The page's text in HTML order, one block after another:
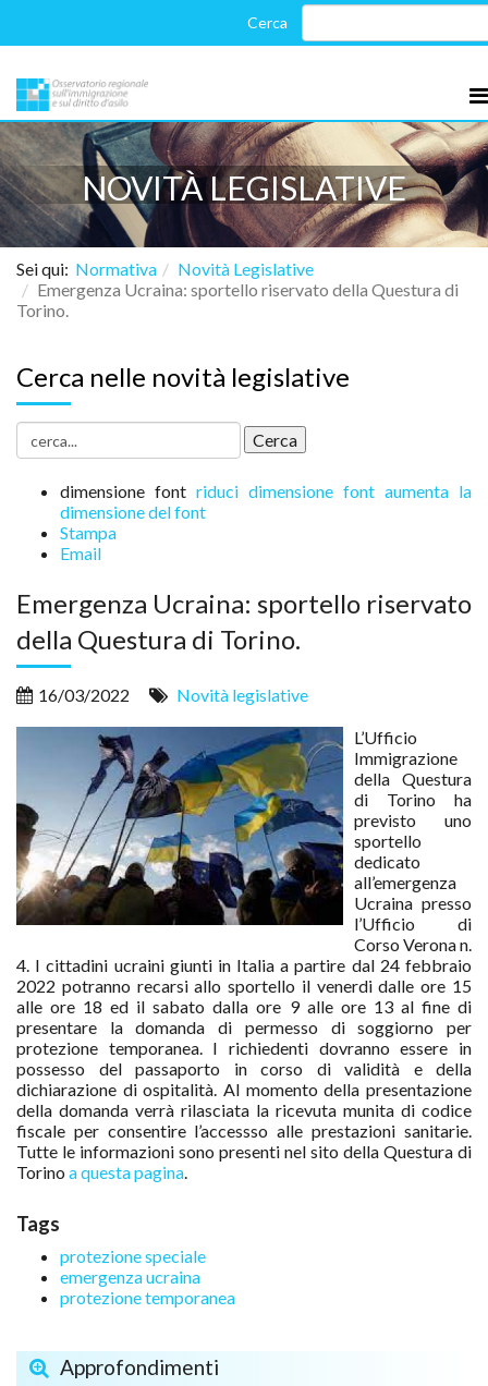
NOVITÀ LEGISLATIVE
Sei qui: Normativa
Novità Legislative
Emergenza Ucraina: sportello riservato della Questura di
Torino.
Cerca nelle novità legislative
dimensione font riduci dimensione font aumenta la
dimensione del font
Stampa
Email
Emergenza Ucraina: sportello riservato
della Questura di Torino.
16/03/2022 Novità legislative
L’Ufficio
Immigrazione
della Questura
di Torino ha
previsto uno
sportello
dedicato
all’emergenza
Ucraina presso
l’Ufficio di
Corso Verona n.
4. I cittadini ucraini giunti in Italia a partire dal 24 febbraio
2022 potranno recarsi allo sportello il venerdi dalle ore 15
alle ore 18 ed il sabato dalla ore 9 alle ore 13 al fine di
presentare la domanda di permesso di soggiorno per
protezione temporanea. I richiedenti dovranno essere in
possesso del passaporto in corso di validità e della
dichiarazione di ospitalità. Al momento della presentazione
della domanda verrà rilasciata la ricevuta munita di codice
fiscale per consentire l’accessso alle prestazioni sanitarie.
Tutte le informazioni sono presenti nel sito della Questura di
Torino a questa pagina.
Tags
protezione speciale
emergenza ucraina
protezione temporanea
Approfondimenti